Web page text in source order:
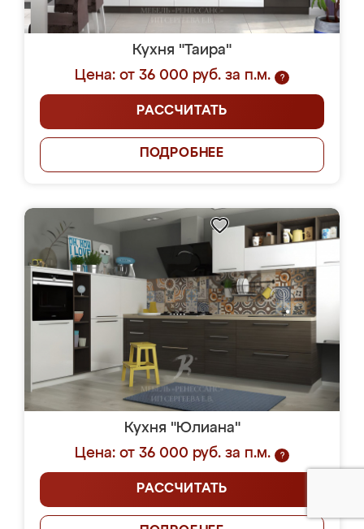
Кухня "Таира"
Цена: от 36 000 руб. за п.м.
?
РАССЧИТАТЬ
ПОДРОБНЕЕ
Кухня "Юлиана"
Цена: от 36 000 руб. за п.м.
?
РАССЧИТАТЬ